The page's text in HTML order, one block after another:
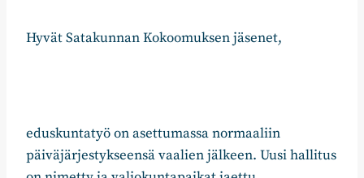
Hyvät Satakunnan Kokoomuksen jäsenet,
eduskuntatyö on asettumassa normaaliin
päiväjärjestykseensä vaalien jälkeen. Uusi hallitus